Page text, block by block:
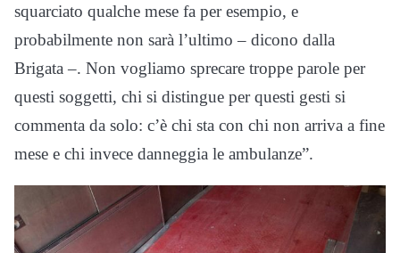
squarciato qualche mese fa per esempio, e
probabilmente non sarà l’ultimo – dicono dalla
Brigata –. Non vogliamo sprecare troppe parole per
questi soggetti, chi si distingue per questi gesti si
commenta da solo: c’è chi sta con chi non arriva a fine
mese e chi invece danneggia le ambulanze”.